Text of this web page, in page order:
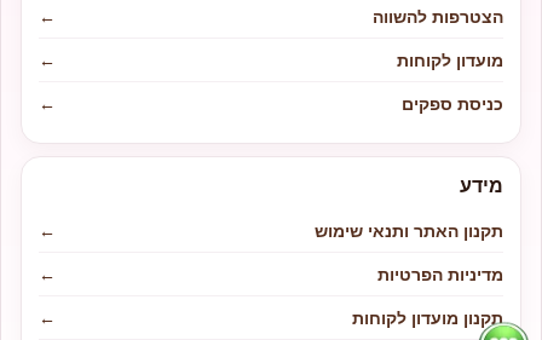
הצטרפות להשווה
←
מועדון לקוחות
←
כניסת ספקים
←
מידע
תקנון האתר ותנאי שימוש
←
מדיניות הפרטיות
←
תקנון מועדון לקוחות
←